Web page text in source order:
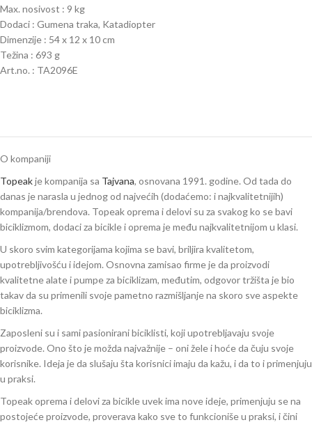
Max. nosivost : 9 kg
Dodaci : Gumena traka, Katadiopter
Dimenzije : 54 x 12 x 10 cm
Težina : 693 g
Art.no. : TA2096E
O kompaniji
Topeakje kompanija sa Tajvana, osnovana 1991. godine. Od tada do
danas je narasla u jednog od najvećih (dodaćemo: i najkvalitetnijih)
kompanija/brendova. Topeak oprema i delovi su za svakog ko se bavi
biciklizmom, dodaci za bicikle i oprema je među najkvalitetnijom u klasi.
U skoro svim kategorijama kojima se bavi, briljira kvalitetom,
upotrebljivošću i idejom. Osnovna zamisao firme je da proizvodi
kvalitetne alate i pumpe za biciklizam, međutim, odgovor tržišta je bio
takav da su primenili svoje pametno razmišljanje na skoro sve aspekte
biciklizma.
Zaposleni su i sami pasionirani biciklisti, koji upotrebljavaju svoje
proizvode. Ono što je možda najvažnije – oni žele i hoće da čuju svoje
korisnike. Ideja je da slušaju šta korisnici imaju da kažu, i da to i primenjuju
u praksi.
Topeak oprema i delovi za bicikle uvek ima nove ideje, primenjuju se na
postojeće proizvode, proverava kako sve to funkcioniše u praksi, i čini